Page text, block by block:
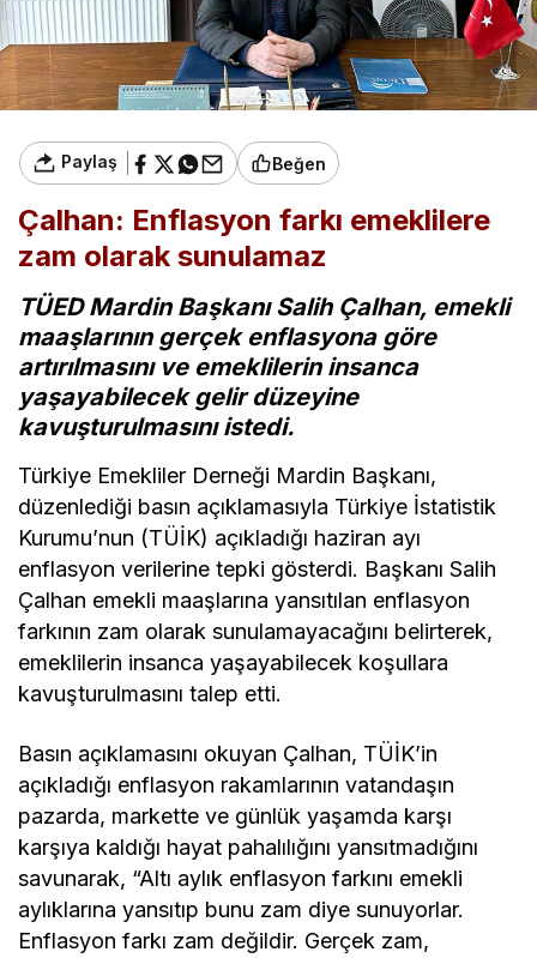
Paylaş Beğen
Çalhan: Enflasyon farkı emeklilere
zam olarak sunulamaz
TÜED Mardin Başkanı Salih Çalhan, emekli
maaşlarının gerçek enflasyona göre
artırılmasını ve emeklilerin insanca
yaşayabilecek gelir düzeyine
kavuşturulmasını istedi.
Türkiye Emekliler Derneği Mardin Başkanı,
düzenlediği basın açıklamasıyla Türkiye İstatistik
Kurumu’nun (TÜİK) açıkladığı haziran ayı
enflasyon verilerine tepki gösterdi. Başkanı Salih
Çalhan emekli maaşlarına yansıtılan enflasyon
farkının zam olarak sunulamayacağını belirterek,
emeklilerin insanca yaşayabilecek koşullara
kavuşturulmasını talep etti.
Basın açıklamasını okuyan Çalhan, TÜİK’in
açıkladığı enflasyon rakamlarının vatandaşın
pazarda, markette ve günlük yaşamda karşı
karşıya kaldığı hayat pahalılığını yansıtmadığını
savunarak, “Altı aylık enflasyon farkını emekli
aylıklarına yansıtıp bunu zam diye sunuyorlar.
Enflasyon farkı zam değildir. Gerçek zam,